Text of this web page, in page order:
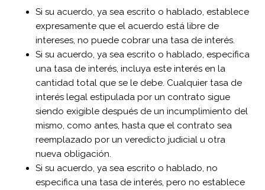
Si su acuerdo, ya sea escrito o hablado, establece
expresamente que el acuerdo está libre de
intereses, no puede cobrar una tasa de interés.
Si su acuerdo, ya sea escrito o hablado, especifica
una tasa de interés, incluya este interés en la
cantidad total que se le debe. Cualquier tasa de
interés legal estipulada por un contrato sigue
siendo exigible después de un incumplimiento del
mismo, como antes, hasta que el contrato sea
reemplazado por un veredicto judicial u otra
nueva obligación.
Si su acuerdo, ya sea escrito o hablado, no
especifica una tasa de interés, pero no establece